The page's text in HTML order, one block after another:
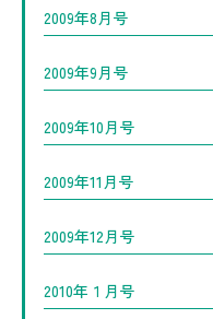
2009年8月号
2009年9月号
2009年10月号
2009年11月号
2009年12月号
2010年１月号